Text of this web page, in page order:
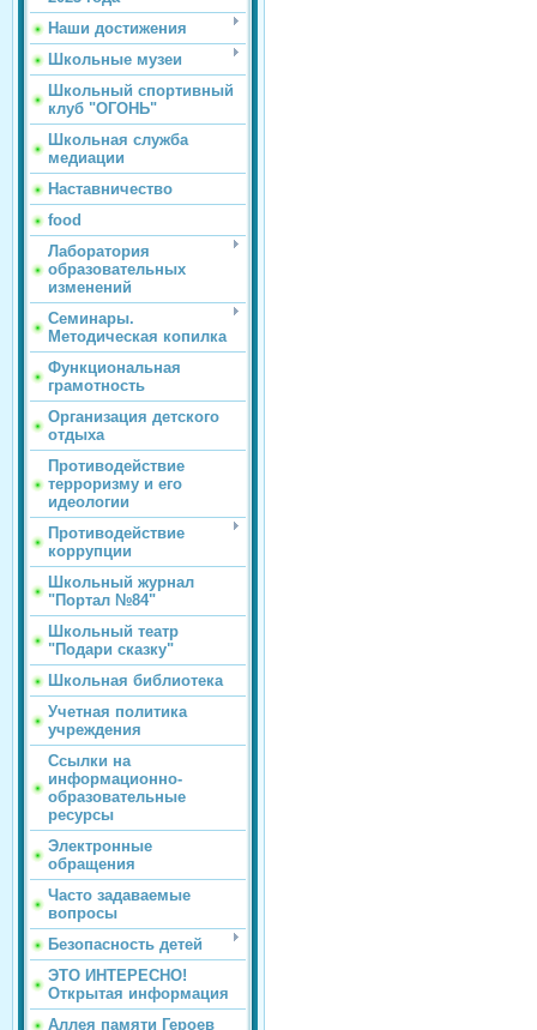
Наши достижения
Школьные музеи
Школьный спортивный
клуб "ОГОНЬ"
Школьная служба
медиации
Наставничество
food
Лаборатория
образовательных
изменений
Семинары.
Методическая копилка
Функциональная
грамотность
Организация детского
отдыха
Противодействие
терроризму и его
идеологии
Противодействие
коррупции
Школьный журнал
"Портал №84"
Школьный театр
"Подари сказку"
Школьная библиотека
Учетная политика
учреждения
Ссылки на
информационно-
образовательные
ресурсы
Электронные
обращения
Часто задаваемые
вопросы
Безопасность детей
ЭТО ИНТЕРЕСНО!
Открытая информация
Аллея памяти Героев